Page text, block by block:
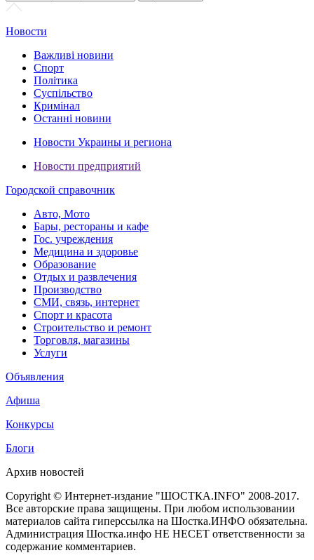
Новости
Важливі новини
Спорт
Політика
Суспільство
Кримінал
Останні новини
Новости Украины и региона
Новости предприятий
Городской справочник
Авто, Мото
Бары, рестораны и кафе
Гос. учреждения
Медицина и здоровье
Образование
Отдых и развлечения
Производство
СМИ, связь, интернет
Спорт и красота
Строительство и ремонт
Торговля, магазины
Услуги
Объявления
Афиша
Конкурсы
Блоги
Архив новостей
Copyright © Интернет-издание "ШОСТКА.INFO" 2008-2017.
Все авторские права защищены. При любом использовании
материалов сайта гиперссылка на Шостка.ИНФО обязательна.
Администрация Шостка.инфо НЕ НЕСЕТ ответственности за
содержание комментариев.